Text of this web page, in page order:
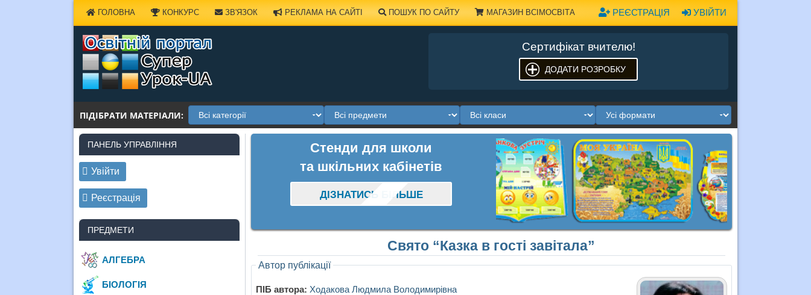
УВІЙТИ
РЕЄСТРАЦІЯ
ГОЛОВНА КОНКУРС ЗВ'ЯЗОК РЕКЛАМА НА САЙТІ ПОШУК ПО САЙТУ МАГАЗИН ВСІМОСВІТА
Сертифікат вчителю!
ДОДАТИ РОЗРОБКУ
ПІДІБРАТИ МАТЕРІАЛИ:
Стенди для школи
та шкільних кабінетів
ДІЗНАТИСЬ БІЛЬШЕ
Свято “Казка в гості завітала”
Автор публікації
ПІБ автора: Ходакова Людмила Володимирівна
ПАНЕЛЬ УПРАВЛІННЯ
Увійти
Реєстрація
ПРЕДМЕТИ
АЛГЕБРА
БІОЛОГІЯ